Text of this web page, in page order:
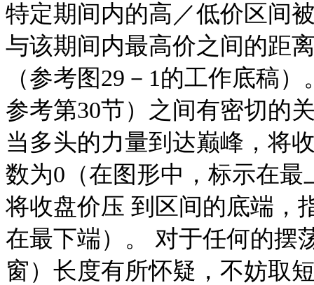
特定期间内的高／低价区间
与该期间内最高价之间的距
（参考图29－1的工作底稿
参考第30节）之间有密切的
当多头的力量到达巅峰，将
数为0（在图形中，标示在
将收盘价压 到区间的底端，
在最下端）。 对于任何的摆
窗）长度有所怀疑，不妨取